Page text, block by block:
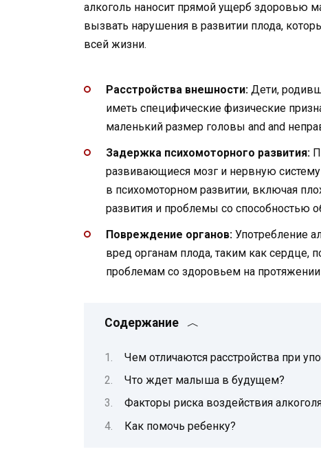
алкоголь наносит прямой ущерб здоровью
вызвать нарушения в развитии плода,
всей жизни.
Расстройства внешности: Дети,
иметь специфические физические
маленький размер головы and and
Задержка психомоторного развития:
развивающиеся мозг и нервную
в психомоторном развитии, включая
развития и проблемы со способностью
Повреждение органов: Употребление
вред органам плода, таким как сердце,
проблемам со здоровьем на
Содержание
Чем отличаются расстройства при
Что ждет малыша в будущем?
Факторы риска воздействия
Как помочь ребенку?